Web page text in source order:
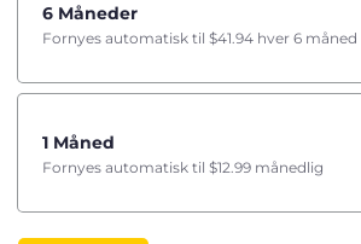
6 Måneder
Fornyes automatisk til $41.94 hver 6 måned
1 Måned
Fornyes automatisk til $12.99 månedlig